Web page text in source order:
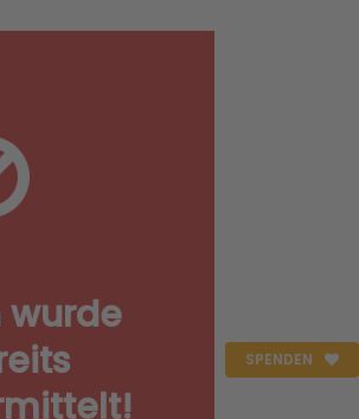
SPENDEN
wurde